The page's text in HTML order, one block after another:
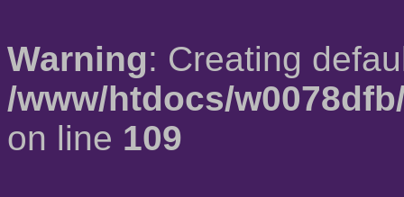
Warning: Creating
/www/htdocs/
on line 109